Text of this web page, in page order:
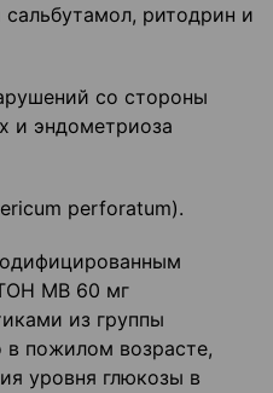
ритодрин и
со стороны
и эндометриоза
perforatum).
МВ 60 мг
из группы
в пожилом возрасте,
уровня глюкозы в